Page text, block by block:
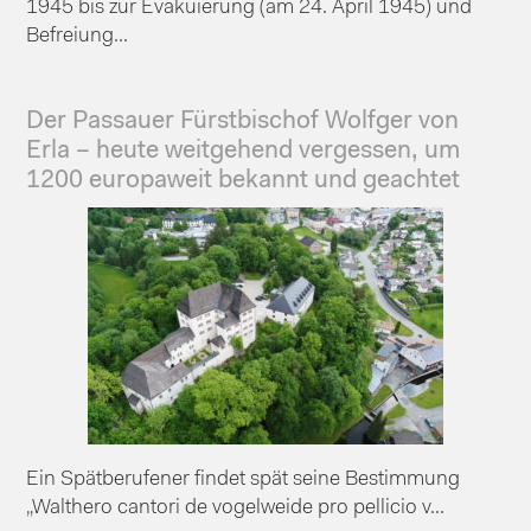
1945 bis zur Evakuierung (am 24. April 1945) und
Befreiung...
Der Passauer Fürstbischof Wolfger von
Erla – heute weitgehend vergessen, um
1200 europaweit bekannt und geachtet
Ein Spätberufener findet spät seine Bestimmung
„Walthero cantori de vogelweide pro pellicio v...